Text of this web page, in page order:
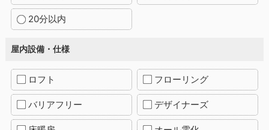
20分以内
屋内設備・仕様
ロフト フローリング
バリアフリー デザイナーズ